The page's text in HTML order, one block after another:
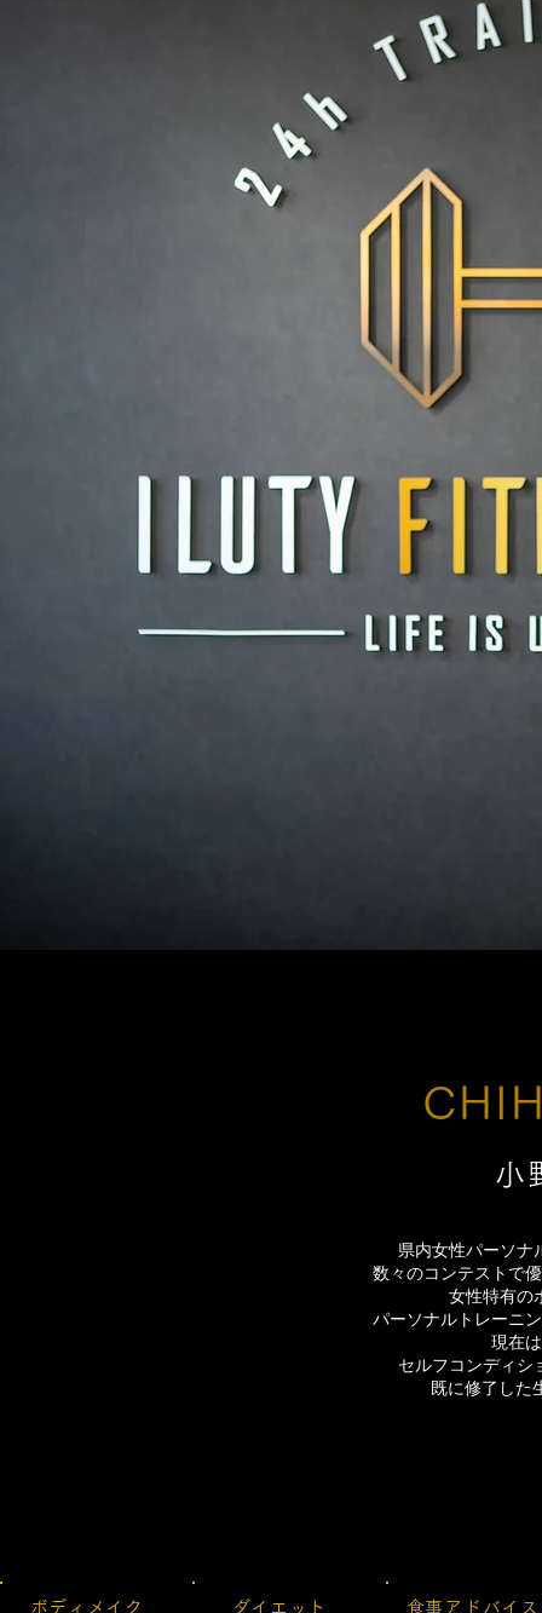
小
県内女性パーソナ
数々のコンテストで
女性特有の
パーソナルトレーニ
現在
セルフコンディシ
既に修了した
​ボディメイク​ ​ダイエット ​食事アドバイス​​